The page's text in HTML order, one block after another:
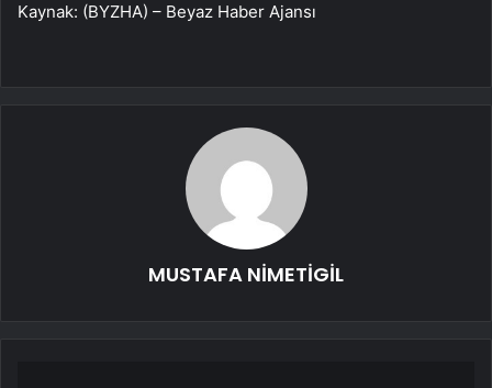
Kaynak: (BYZHA) – Beyaz Haber Ajansı
MUSTAFA NİMETİGİL